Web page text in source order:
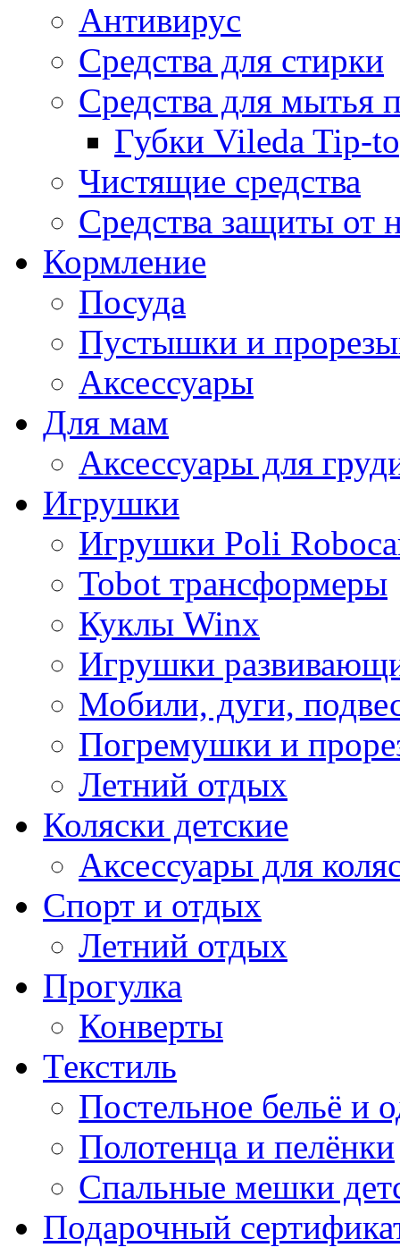
Антивирус
Средства для стирки
Средства для мытья
Губки Vileda Tip-
Чистящие средства
Средства защиты от
Кормление
Посуда
Пустышки и
Аксессуары
Для мам
Аксессуары для
Игрушки
Игрушки Poli
Tobot трансформеры
Куклы Winx
Игрушки
Мобили, дуги,
Погремушки и
Летний отдых
Коляски детские
Аксессуары для
Спорт и отдых
Летний отдых
Прогулка
Конверты
Текстиль
Постельное бельё и
Полотенца и пелёнки
Спальные мешки
Подарочный